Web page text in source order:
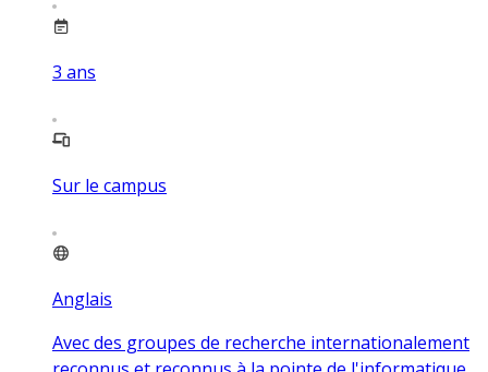
3 ans
Sur le campus
Anglais
Avec des groupes de recherche internationalement